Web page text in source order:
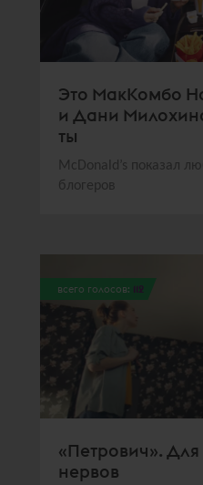
Это МакКомбо
и Дани
ты
McDonald’s показал
блогеров
всего голосов: 112
«Петрович».
нервов